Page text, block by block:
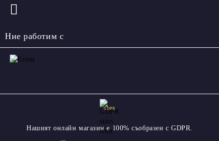
Ние работим с
GDPR
Нашият онлайн магазин е 100% съобразен с GDPR.